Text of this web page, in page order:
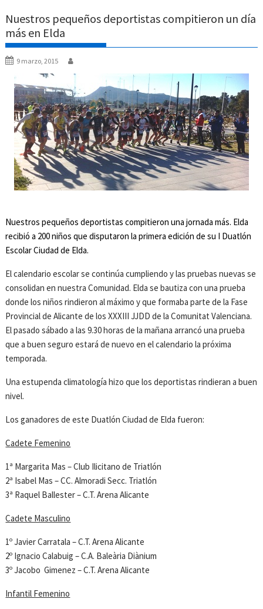
Nuestros pequeños deportistas compitieron un día
más en Elda
9 marzo, 2015
Nuestros pequeños deportistas compitieron una jornada más. Elda
recibió a 200 niños que disputaron la primera edición de su I Duatlón
Escolar Ciudad de Elda.
El calendario escolar se continúa cumpliendo y las pruebas nuevas se
consolidan en nuestra Comunidad. Elda se bautiza con una prueba
donde los niños rindieron al máximo y que formaba parte de la Fase
Provincial de Alicante de los XXXIII JJDD de la Comunitat Valenciana.
El pasado sábado a las 9.30 horas de la mañana arrancó una prueba
que a buen seguro estará de nuevo en el calendario la próxima
temporada.
Una estupenda climatología hizo que los deportistas rindieran a buen
nivel.
Los ganadores de este Duatlón Ciudad de Elda fueron:
Cadete Femenino
1ª Margarita Mas – Club Ilicitano de Triatlón
2ª Isabel Mas – CC. Almoradi Secc. Triatlón
3ª Raquel Ballester – C.T. Arena Alicante
Cadete Masculino
1º Javier Carratala – C.T. Arena Alicante
2º Ignacio Calabuig – C.A. Baleària Diànium
3º Jacobo Gimenez – C.T. Arena Alicante
Infantil Femenino